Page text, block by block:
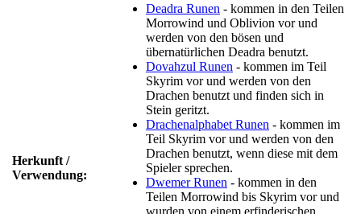
Herkunft /
Verwendung:
Deadra Runen - kommen in den Teilen
Morrowind und Oblivion vor und
werden von den bösen und
übernatürlichen Deadra benutzt.
Dovahzul Runen - kommen im Teil
Skyrim vor und werden von den
Drachen benutzt und finden sich in
Stein geritzt.
Drachenalphabet Runen - kommen im
Teil Skyrim vor und werden von den
Drachen benutzt, wenn diese mit dem
Spieler sprechen.
Dwemer Runen - kommen in den
Teilen Morrowind bis Skyrim vor und
wurden von einem erfinderischen,